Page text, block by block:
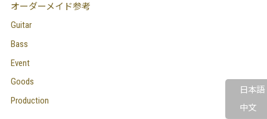
日本語
中文
オーダーメイド参考
Guitar
Bass
Event
Goods
Production